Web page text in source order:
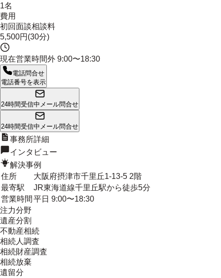
1名
費用
初回面談相談料
5,500円(30分)
現在営業時間外 9:00〜18:30
電話問合せ
電話番号を表示
24時間受信中 メール問合せ
24時間受信中 メール問合せ
事務所詳細
インタビュー
解決事例
住所
大阪府摂津市千里丘1-13-5 2階
最寄駅
JR東海道線千里丘駅から徒歩5分
営業時間 平日 9:00〜18:30
注力分野
遺産分割
不動産相続
相続人調査
相続財産調査
相続放棄
遺留分